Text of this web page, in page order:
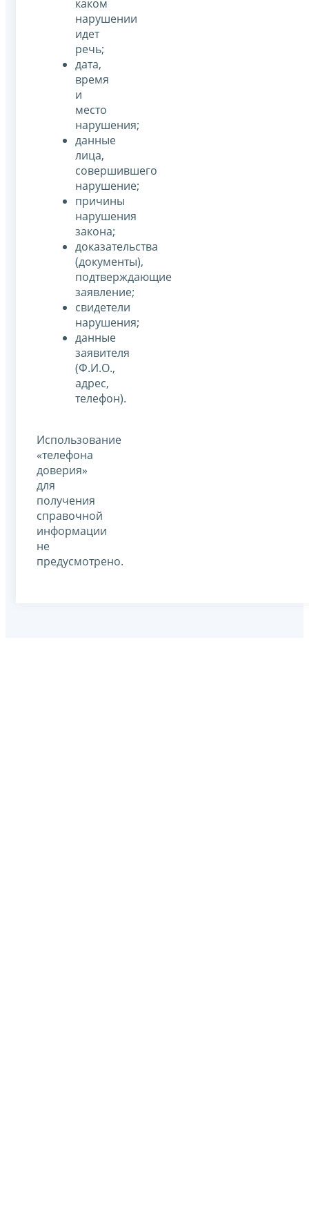
каком
нарушении
идет
речь;
дата,
время
и
место
нарушения;
данные
лица,
совершившего
нарушение;
причины
нарушения
закона;
доказательства
(документы),
подтверждающие
заявление;
свидетели
нарушения;
данные
заявителя
(Ф.И.О.,
адрес,
телефон).
Использование
«телефона
доверия»
для
получения
справочной
информации
не
предусмотрено.